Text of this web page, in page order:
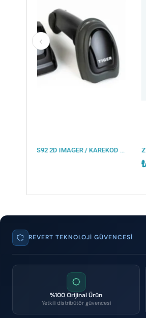
PERKON TIGER CS92 2D IMAGER / KAREKOD KABLOSUZ USB BARKOD OKUYUCU + STAND
REVERT TEKNOLOJI GÜVENCESI
%100 Orijinal Ürün
Yetkili distribütör güvencesi